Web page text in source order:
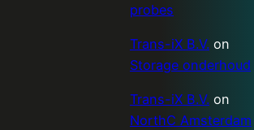
probes
Trans-iX B.V. on
Storage onderhoud
Trans-iX B.V. on
NorthC Amsterdam